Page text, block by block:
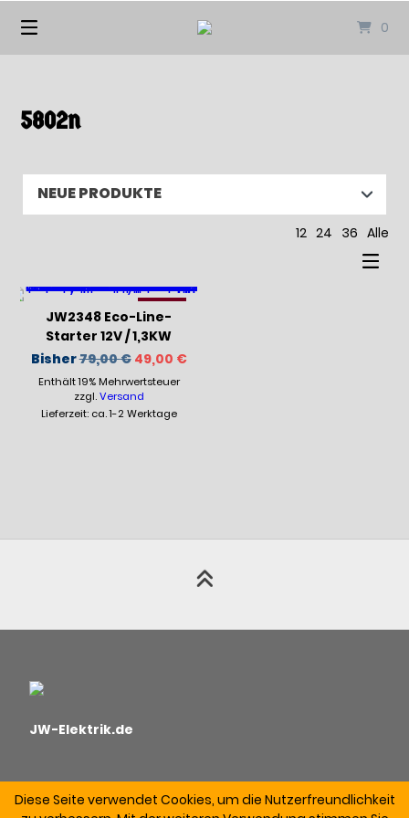
0
5802n
12 24 36 Alle
-38%
JW2348 Eco-Line-
Starter 12V / 1,3KW
Bisher79,00€ Ursprünglicher
Preis
war:
79,00 €
49,00 €Aktueller
Enthält 19% Mehrwertsteuer
zzgl.Versand
Lieferzeit: ca. 1-2 Werktage
JW-Elektrik.de
Diese Seite verwendet Cookies, um die Nutzerfreundlichkeit